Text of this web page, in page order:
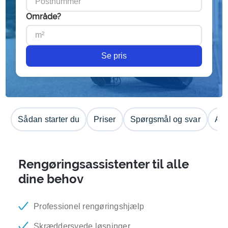
Område?
Se pris
Sådan starter du Priser Spørgsmål og svar
Rengøringsassistenter til alle
dine behov
Professionel rengøringshjælp
Skræddersyede løsninger